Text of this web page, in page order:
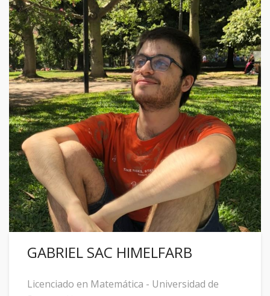
GABRIEL SAC HIMELFARB
Licenciado en Matemática - Universidad de